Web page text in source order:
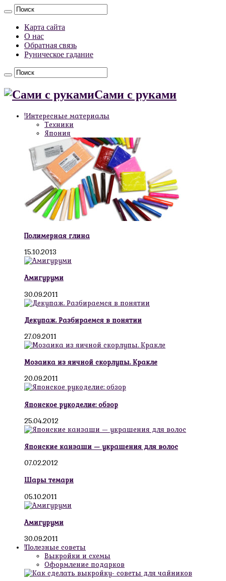
Карта сайта
О нас
Обратная связь
Руническое гадание
Сами с руками
!Интересные материалы
Техники
Япония
Полимерная глина
15.10.2013
Амигуруми
30.09.2011
Декупаж. Разбираемся в понятии
27.09.2011
Мозаика из яичной скорлупы. Кракле
20.09.2011
Японское рукоделие: обзор
25.04.2012
Японские канзаши — украшения для волос
07.02.2012
Шары темари
05.10.2011
Амигуруми
30.09.2011
!Полезные советы
Выкройки и схемы
Оформление подарков